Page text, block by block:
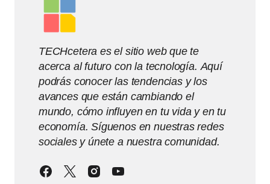
TECHcetera es el sitio web que te
acerca al futuro con la tecnología. Aquí
podrás conocer las tendencias y los
avances que están cambiando el
mundo, cómo influyen en tu vida y en tu
economía. Síguenos en nuestras redes
sociales y únete a nuestra comunidad.